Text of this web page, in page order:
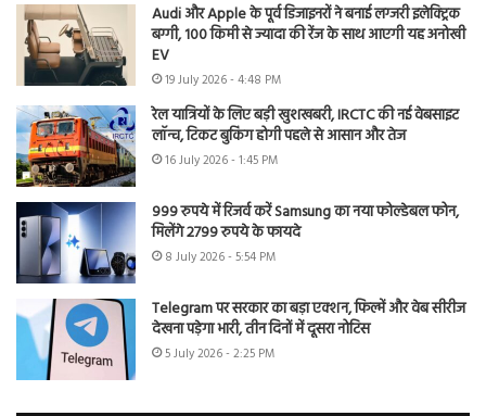
Audi और Apple के पूर्व डिजाइनरों ने बनाई लग्जरी इलेक्ट्रिक
बग्गी, 100 किमी से ज्यादा की रेंज के साथ आएगी यह अनोखी
EV
19 July 2026 - 4:48 PM
रेल यात्रियों के लिए बड़ी खुशखबरी, IRCTC की नई वेबसाइट
लॉन्च, टिकट बुकिंग होगी पहले से आसान और तेज
16 July 2026 - 1:45 PM
999 रुपये में रिजर्व करें Samsung का नया फोल्डेबल फोन,
मिलेंगे 2799 रुपये के फायदे
8 July 2026 - 5:54 PM
Telegram पर सरकार का बड़ा एक्शन, फिल्में और वेब सीरीज
देखना पड़ेगा भारी, तीन दिनों में दूसरा नोटिस
5 July 2026 - 2:25 PM